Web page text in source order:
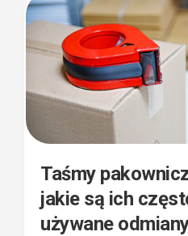
Taśmy
jakie są ich
używane